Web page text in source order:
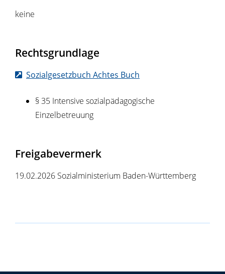
keine
Rechtsgrundlage
Sozialgesetzbuch Achtes Buch
§ 35 Intensive sozialpädagogische
Einzelbetreuung
Freigabevermerk
19.02.2026 Sozialministerium Baden-Württemberg